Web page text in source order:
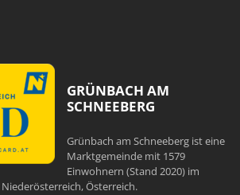
GRÜNBACH AM
SCHNEEBERG
Grünbach am Schneeberg ist eine
Marktgemeinde mit 1579
Einwohnern (Stand 2020) im
Österreich.